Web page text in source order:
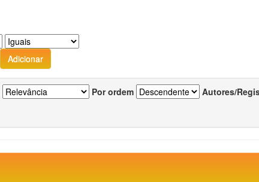
Por ordem Autores/